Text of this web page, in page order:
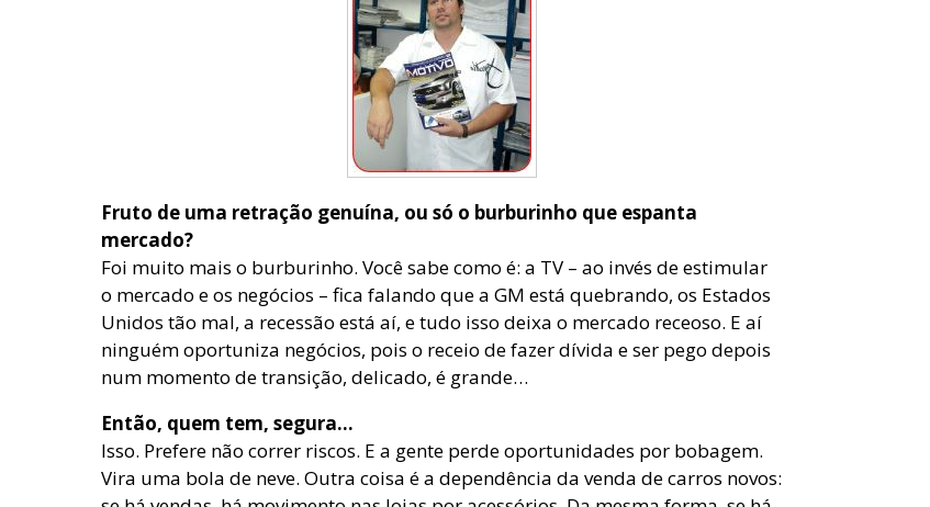
Fruto de uma retração genuína, ou só o burburinho que espanta
mercado?
Foi muito mais o burburinho. Você sabe como é: a TV – ao invés de estimular
o mercado e os negócios – fica falando que a GM está quebrando, os Estados
Unidos tão mal, a recessão está aí, e tudo isso deixa o mercado receoso. E aí
ninguém oportuniza negócios, pois o receio de fazer dívida e ser pego depois
num momento de transição, delicado, é grande…
Então, quem tem, segura…
Isso. Prefere não correr riscos. E a gente perde oportunidades por bobagem.
Vira uma bola de neve. Outra coisa é a dependência da venda de carros novos: